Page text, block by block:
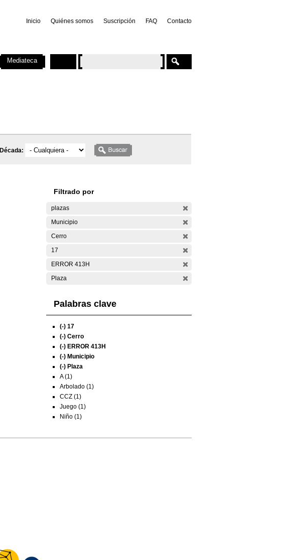
Inicio Quiénes somos Suscripción FAQ Contacto
Década:
Filtrado por
plazas
Municipio
Cerro
17
ERROR 413H
Plaza
Palabras clave
(-) 17
(-) Cerro
(-) ERROR 413H
(-) Municipio
(-) Plaza
A (1)
Arbolado (1)
CCZ (1)
Juego (1)
Niño (1)
Mediateca